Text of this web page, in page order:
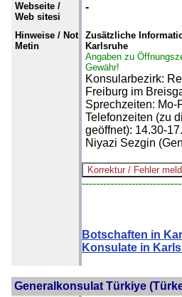
Webseite /
Web sitesi
-
Hinweise / Not
Metin
Zusätzliche
Karlsruhe
Angaben zu
Gewähr!
Konsularbezirk:
Freiburg im
Sprechzeiten: Mo-
Telefonzeiten (zu
geöffnet): 14.30-
Niyazi Sezgin
Botschaften in
Konsulate in
Generalkonsulat Türkiye